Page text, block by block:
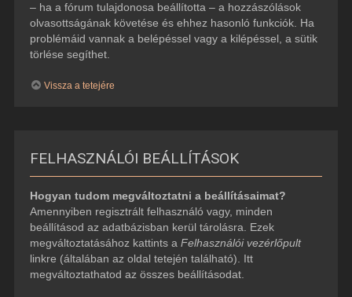
– ha a fórum tulajdonosa beállította – a hozzászólások
olvasottságának követése és ehhez hasonló funkciók. Ha
problémáid vannak a belépéssel vagy a kilépéssel, a sütik
törlése segíthet.
Vissza a tetejére
FELHASZNÁLÓI BEÁLLÍTÁSOK
Hogyan tudom megváltoztatni a beállításaimat?
Amennyiben regisztrált felhasználó vagy, minden
beállításod az adatbázisban kerül tárolásra. Ezek
megváltoztatásához kattints a Felhasználói vezérlőpult
linkre (általában az oldal tetején található). Itt
megváltoztathatod az összes beállításodat.